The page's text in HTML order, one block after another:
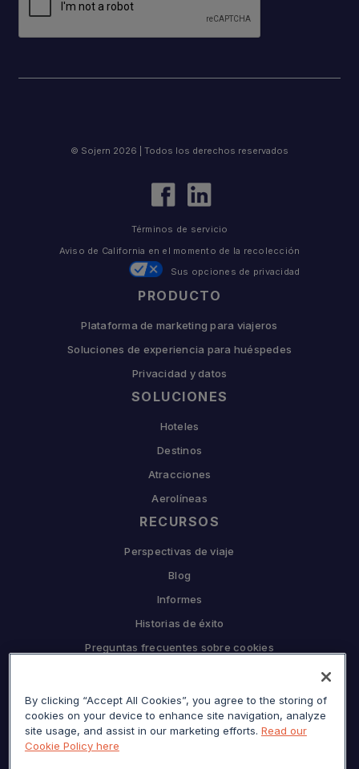
PRODUCTO
Plataforma de marketing para viajeros
Soluciones de experiencia para huéspedes
Privacidad y datos
SOLUCIONES
Hoteles
Destinos
Atracciones
Aerolíneas
RECURSOS
Perspectivas de viaje
Blog
Informes
Historias de éxito
Preguntas frecuentes sobre cookies
Por qué Sojern
Asóciese con nosotros
© Sojern 2026 | Todos los derechos reservados
Términos de servicio
Aviso de California en el momento de la recolección
Sus opciones de privacidad
By clicking “Accept All Cookies”, you agree to the storing of
cookies on your device to enhance site navigation, analyze
site usage, and assist in our marketing efforts. Read our
Cookie Policy here